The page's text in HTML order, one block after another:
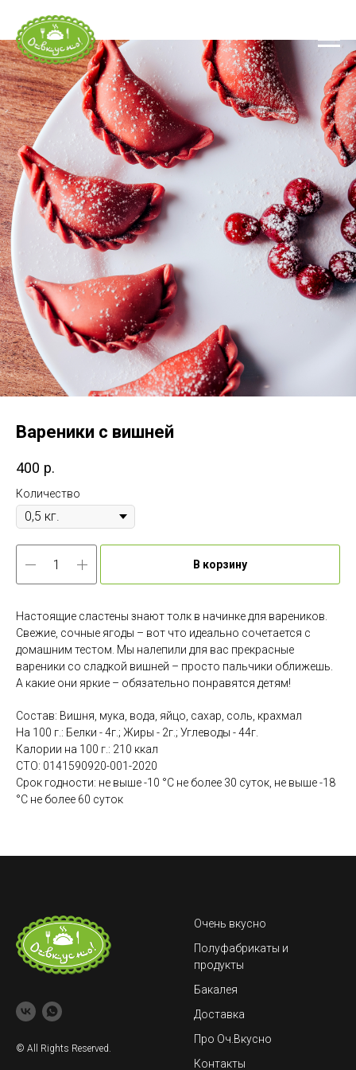
Вареники с вишней
400 р.
Количество
В корзину
Настоящие сластены знают толк в начинке для вареников.
Свежие, сочные ягоды – вот что идеально сочетается с
домашним тестом. Мы налепили для вас прекрасные
вареники со сладкой вишней – просто пальчики оближешь.
А какие они яркие – обязательно понравятся детям!
Состав: Вишня, мука, вода, яйцо, сахар, соль, крахмал
На 100 г.: Белки - 4г.; Жиры - 2г.; Углеводы - 44г.
Калории на 100 г.: 210 ккал
СТО: 0141590920-001-2020
Срок годности: не выше -10 °C не более 30 суток, не выше -18
°C не более 60 суток
© All Rights Reserved.
Очень вкусно
Полуфабрикаты и
продукты
Бакалея
Доставка
Про Оч.Вкусно
Контакты